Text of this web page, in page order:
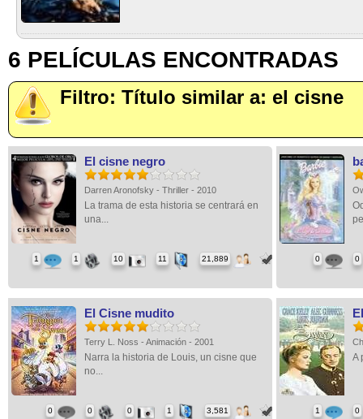
6 PELÍCULAS ENCONTRADAS
Filtro: Título similar a: el cisne
El cisne negro
Darren Aronofsky - Thriller - 2010
La trama de esta historia se centrará en
una...
1 1 10 11 21,889 0 0
El Cisne mudito
Terry L. Noss - Animación - 2001
Narra la historia de Louis, un cisne que
no...
0 0 0 1 3,581
A
1 0